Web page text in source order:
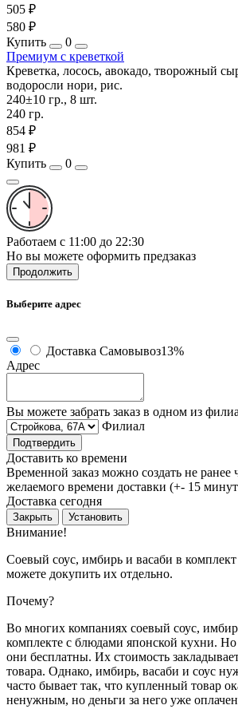
505 ₽
580 ₽
Купить
0
Премиум с креветкой
Креветка, лосось, авокадо, творожный
водоросли нори, рис.
240±10 гр., 8 шт.
240 гр.
854 ₽
981 ₽
Купить
0
Работаем с 11:00 до 22:30
Но вы можете оформить предзаказ
Продолжить
Выберите адрес
Доставка Самовывоз13%
Адрес
Вы можете забрать заказ в одном из
Филиал
Подтвердить
Доставить ко времени
Временной заказ можно создать не ранее
желаемого времени доставки (+- 15
Доставка сегодня
Закрыть Установить
Внимание!
Соевый соус, имбирь и васаби в
можете докупить их отдельно.
Почему?
Во многих компаниях соевый соус,
комплекте с блюдами японской кухни. Но
они бесплатны. Их стоимость
товара. Однако, имбирь, васаби и соус
часто бывает так, что купленный товар
ненужным, но деньги за него уже